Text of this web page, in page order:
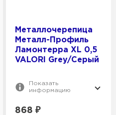
Металлочерепица
Металл-Профиль
Ламонтерра XL 0,5
VALORI Grey/Серый
Показать
информацию
868 ₽